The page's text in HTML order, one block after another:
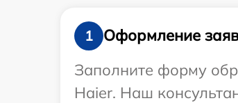
1
Оформление
Заполните форму
Haier. Наш